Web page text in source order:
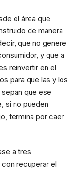
el área que
de manera
que no genere
y que a
reinvertir en el
para que las y los
que ese
si no pueden
termina por caer
a tres
recuperar el